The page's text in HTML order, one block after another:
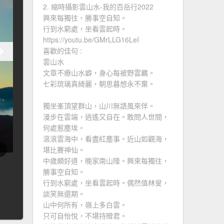
2. 縮時攝影雲山水-我的百岳行2022
興來每獨往，勝事空自知。
行到水窮處，坐看雲起時。
https://youtu.be/GMrLLG16LeI
喜歡的佳句 :
雲山水
文章不療山水癖，身心每被野雲羈。
七彩琉璃真綺麗，朝思暮想永不棄。
獨坐峯頂望群山，山川無語風來伴。
漫步在雲端，逍遙又自在。敢問人世間，
何處惹塵埃。
滾滾雲海中，看盡紅塵事。近山如觀海，
堪比賽神仙。
中歲頗好道，晚家南山陲。興來每獨往，
勝事空自知。
行到水窮處，坐看雲起時。偶然值林叟，
談笑無還期。
山中何所有，嶺上多白雲。
只可自怡悅，不堪持贈君。